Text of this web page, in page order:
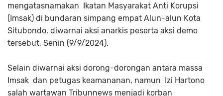
mengatasnamakan Ikatan Masyarakat Anti Korupsi
(Imsak) di bundaran simpang empat Alun-alun Kota
Situbondo, diwarnai aksi anarkis peserta aksi demo
tersebut, Senin (9/9/2024).
Selain diwarnai aksi dorong-dorongan antara massa
Imsak dan petugas keamananan, namun Izi Hartono
salah wartawan Tribunnews menjadi korban